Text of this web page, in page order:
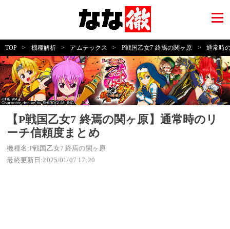
TOP > 機種解析 > アムテックス > P戦国乙女7 終焉の関ヶ原 > 通常時
【P戦国乙女7 終焉の関ヶ原】通常時のリ
ーチ信頼度まとめ
機種名:P戦国乙女7 終焉の関ヶ原
最終更新日:2025/01/07 17:20